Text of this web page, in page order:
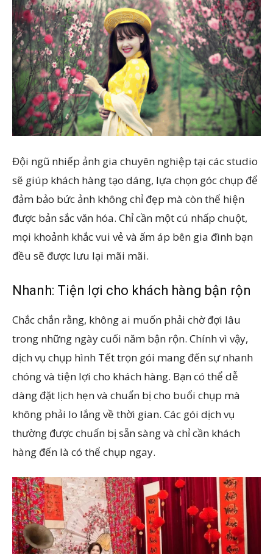
Đội ngũ nhiếp ảnh gia chuyên nghiệp tại các studio
sẽ giúp khách hàng tạo dáng, lựa chọn góc chụp để
đảm bảo bức ảnh không chỉ đẹp mà còn thể hiện
được bản sắc văn hóa. Chỉ cần một cú nhấp chuột,
mọi khoảnh khắc vui vẻ và ấm áp bên gia đình bạn
đều sẽ được lưu lại mãi mãi.
Nhanh: Tiện lợi cho khách hàng bận rộn
Chắc chắn rằng, không ai muốn phải chờ đợi lâu
trong những ngày cuối năm bận rộn. Chính vì vậy,
dịch vụ chụp hình Tết trọn gói mang đến sự nhanh
chóng và tiện lợi cho khách hàng. Bạn có thể dễ
dàng đặt lịch hẹn và chuẩn bị cho buổi chụp mà
không phải lo lắng về thời gian. Các gói dịch vụ
thường được chuẩn bị sẵn sàng và chỉ cần khách
hàng đến là có thể chụp ngay.